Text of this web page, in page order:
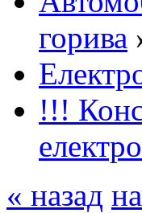
горива
!!!
« назад